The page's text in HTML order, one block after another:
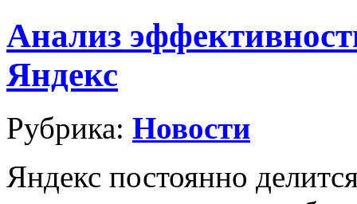
Анализ
Яндекс
Рубрика: Новости
Яндекс постоянно